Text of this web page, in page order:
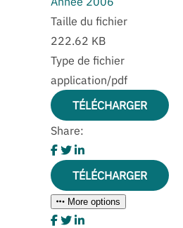
Taille du fichier
222.62 KB
Type de fichier
application/pdf
TÉLÉCHARGER
Share:
TÉLÉCHARGER
More options